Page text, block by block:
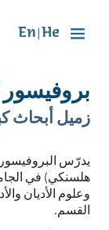
He
En
زميل أبحاث
يدرّس
هلسنكي) في
وعلوم الأديان
القسم.